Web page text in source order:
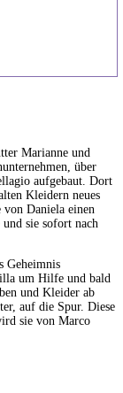
Marianne und
über
aufgebaut. Dort
Kleidern neues
von Daniela einen
sie sofort nach
Geheimnis
um Hilfe und bald
und Kleider ab
auf die Spur. Diese
sie von Marco